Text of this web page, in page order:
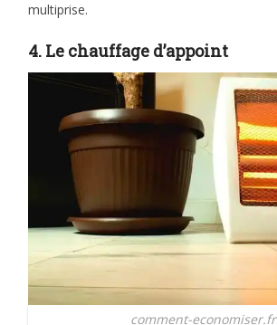
multiprise.
4. Le chauffage d’appoint
comment-economiser.fr